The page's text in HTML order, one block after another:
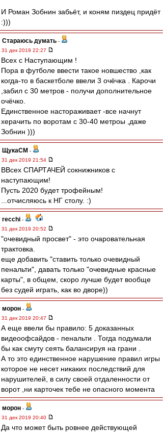
И Роман Зобнин забьёт, и коням пиздец придёт
:)))
Стараюсь думать -
31 дек 2019 22:27
Всех с Наступающим !
Пора в футболе ввести такое новшество ,как
когда-то в баскетболе ввели 3 очёчка . Карочи
,забил с 30 метров - получи дополнительное
очёчко.
Единственное настораживает -все начнут
херачить по воротам с 30-40 метроы ,даже
Зобнин )))
ЩукаСМ -
31 дек 2019 21:54
ВВсех СПАРТАЧЕЙ сокнижников с
наступающим!
Пусть 2020 будет трофейным!
...отчисляюсь к НГ столу. :)
recchi -
31 дек 2019 20:52
"очевидный просвет" - это очаровательная
трактовка.
еще добавить "ставить только очевидный
пенальти", давать только "очевидные красные
карты", в общем, скоро лучше будет вообще
без судей играть, как во дворе))
морон -
31 дек 2019 20:47
А еще ввели бы правило: 5 доказанных
видеоофсайдов - пенальти . Тогда подумали
бы как смуту сеять балансируя на грани .
А то это единственное нарушение правил игры
которое не несет никаких последствий для
нарушителей, в силу своей отдаленности от
ворот ,ни карточек тебе не опасного момента
морон -
31 дек 2019 20:40
Да что может быть ровнее действующей